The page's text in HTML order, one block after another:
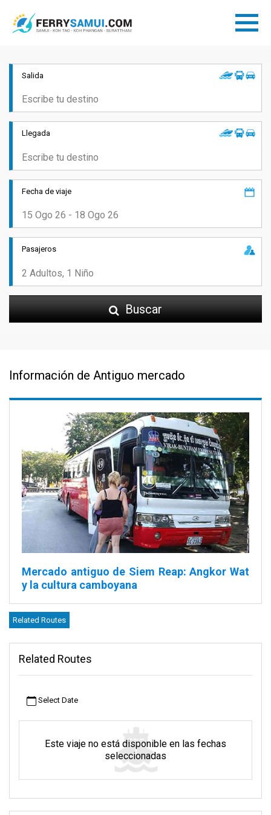
Salida
Llegada
Fecha de viaje
Pasajeros
Buscar
Información de Antiguo mercado
Mercado antiguo de Siem Reap: Angkor Wat
y la cultura camboyana
Escondido en el corazón de Krong Siem Reap, el Viejo Mercado
es un vivo tapiz de la riqueza cultural de la región. Este mercado,
convertido en un lugar popular para los viajeros, y muchos se
reúnen aquí antes de dirigirse a lugares como Bangkok. Si
tendrá tiempo suficiente para recorrer las concurridas calles del
Acerca de Siem Reap
Siem Reap, en Camboya, no es sólo una ciudad; es una puerta al
Angkor. Es Patrimonio de la Humanidad de la UNESCO. Aquí se
encuentran los magníficos Templos de Angkor, vestigios del
Related Routes
Related Routes
Select Date
Este viaje no está disponible en las fechas
seleccionadas